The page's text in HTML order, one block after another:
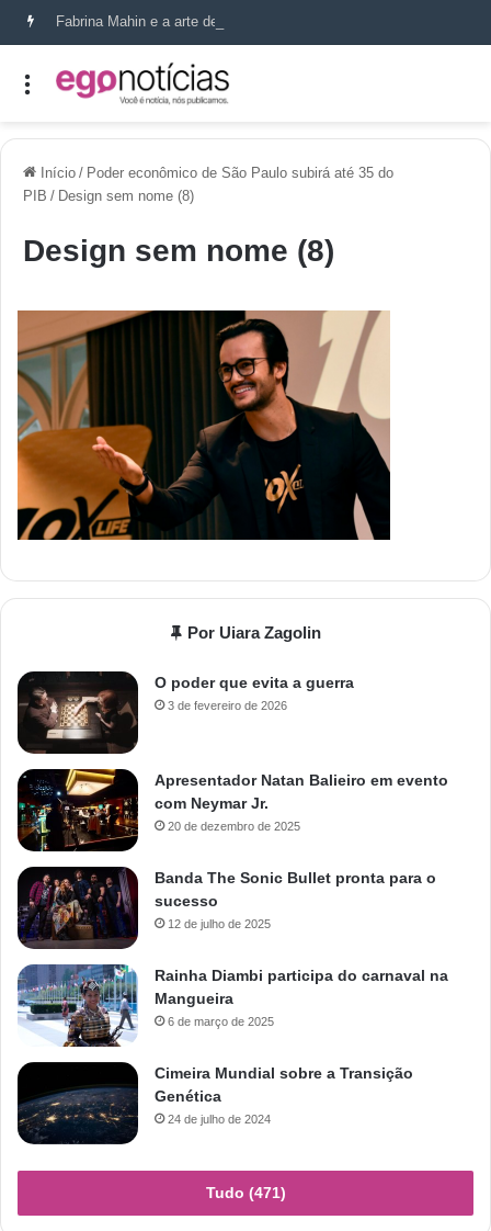
Fabrina Mahin e a arte de reconstruir confiança
Início / Poder econômico de São Paulo subirá até 35 do
PIB / Design sem nome (8)
Design sem nome (8)
Por Uiara Zagolin
O poder que evita a guerra
3 de fevereiro de 2026
Apresentador Natan Balieiro em evento
com Neymar Jr.
20 de dezembro de 2025
Banda The Sonic Bullet pronta para o
sucesso
12 de julho de 2025
Rainha Diambi participa do carnaval na
Mangueira
6 de março de 2025
Cimeira Mundial sobre a Transição
Genética
24 de julho de 2024
Tudo (471)